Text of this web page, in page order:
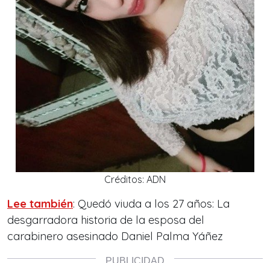
Créditos: ADN
Lee también: Quedó viuda a los 27 años: La
desgarradora historia de la esposa del
carabinero asesinado Daniel Palma Yáñez